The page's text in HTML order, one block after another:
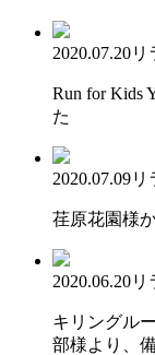
2020.07.20リ
Run for Kids
た
2020.07.09リ
荏原花園様
2020.06.20リ
キリングル
部様より、